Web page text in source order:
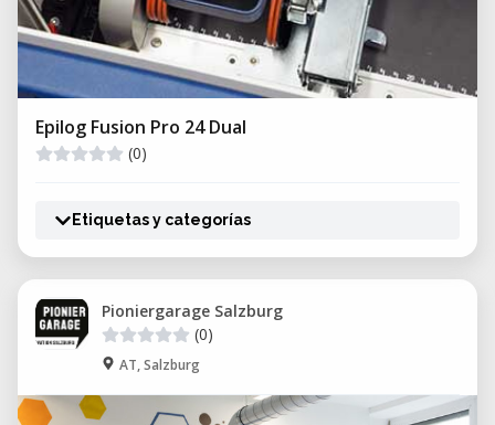
Epilog Fusion Pro 24 Dual
(0)
Etiquetas y categorías
Pioniergarage Salzburg
(0)
AT, Salzburg